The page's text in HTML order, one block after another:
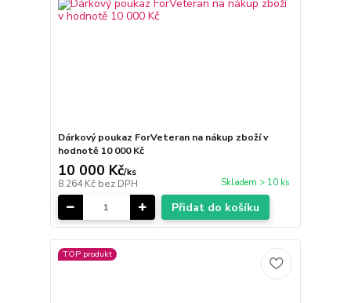
Dárkový poukaz ForVeteran na nákup zboží v
hodnotě 10 000 Kč
10 000 Kč/ks
8 264 Kč bez DPH Skladem > 10 ks
Přidat do košíku
TOP produkt